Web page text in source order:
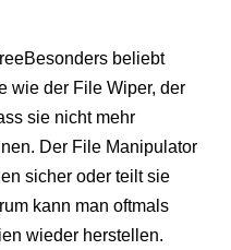
Besonders beliebt
wie der File Wiper, der
sie nicht mehr
Der File Manipulator
sicher oder teilt sie
kann man oftmals
wieder herstellen.